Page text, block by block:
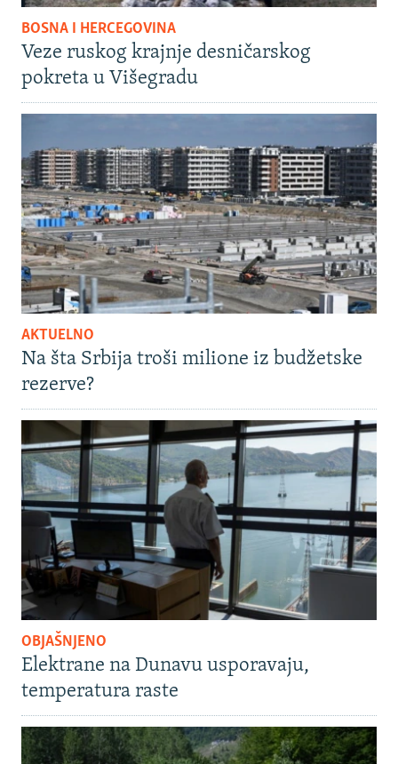
BOSNA I HERCEGOVINA
Veze ruskog krajnje desničarskog
pokreta u Višegradu
AKTUELNO
Na šta Srbija troši milione iz budžetske
rezerve?
OBJAŠNJENO
Elektrane na Dunavu usporavaju,
temperatura raste